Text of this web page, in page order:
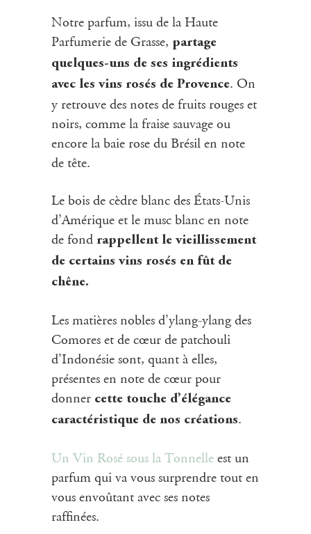
Notre parfum, issu de la Haute
Parfumerie de Grasse, partage
quelques-uns de ses ingrédients
avec les vins rosés de Provence. On
y retrouve des notes de fruits rouges et
noirs, comme la fraise sauvage ou
encore la baie rose du Brésil en note
de tête.
Le bois de cèdre blanc des États-Unis
d’Amérique et le musc blanc en note
de fond rappellent le vieillissement
de certains vins rosés en fût de
chêne.
Les matières nobles d’ylang-ylang des
Comores et de cœur de patchouli
d’Indonésie sont, quant à elles,
présentes en note de cœur pour
donner cette touche d’élégance
caractéristique de nos créations.
Un Vin Rosé sous la Tonnelle est un
parfum qui va vous surprendre tout en
vous envoûtant avec ses notes
raffinées.